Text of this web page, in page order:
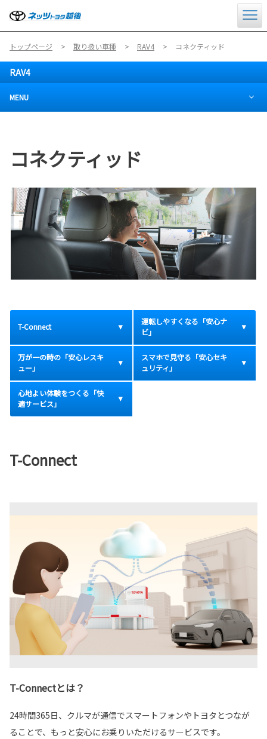
トップページ 取り扱い車種 RAV4 コネクティッド
RAV4
MENU
コネクティッド
T-Connect
運転しやすくなる「安心ナ
ビ」
万が一の時の「安心レスキ
ュー」
スマホで見守る「安心セキ
ュリティ」
心地よい体験をつくる「快
適サービス」
T-Connect
T-Connectとは？
24時間365日、クルマが通信でスマートフォンやトヨタとつなが
ることで、もっと安心にお乗りいただけるサービスです。